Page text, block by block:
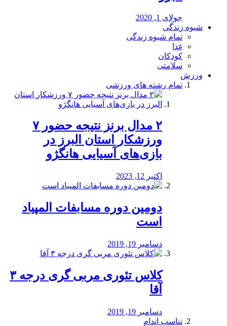
جولای 1, 2020
شیوه زندگی
تمام شیوه زندگی
غذا
کودکان
سلامتی
ورزش
تمام رشته های ورزشی
۲ مدال برنز نتیجه حضور ۷
ورزشکار استان البرز در
بازی‌های آسیایی هانگژو
اکتبر 12, 2023
دومین دوره مسابفات المپیاد
است
دسامبر 19, 2019
کلاس تئوری مربی گری درجه ۳
آقا
دسامبر 19, 2019
تناسب اندام